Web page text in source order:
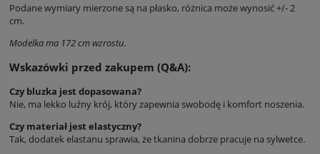
Podane wymiary mierzone są na płasko, różnica może wynosić +/- 2
cm.
Modelka ma 172 cm wzrostu.
Wskazówki przed zakupem (Q&A):
Czy bluzka jest dopasowana?
Nie, ma lekko luźny krój, który zapewnia swobodę i komfort noszenia.
Czy materiał jest elastyczny?
Tak, dodatek elastanu sprawia, że tkanina dobrze pracuje na sylwetce.